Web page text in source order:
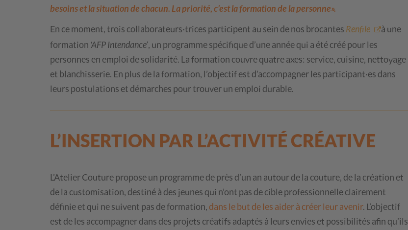
besoins et la situation de chacun. La priorité, c’est la formation de la personne».
En ce moment, trois collaborateurs·trices participent au sein de nos brocantes Renfile
à une
formation ‘AFP Intendance’, un programme spécifique d’une année qui a été créé pour les
personnes en emploi de solidarité. La formation couvre quatre axes: service, cuisine, nettoyage
et blanchisserie. En plus de la formation, l’objectif est d’accompagner les participant·es dans
leurs postulations et démarches pour trouver un emploi durable.
L’INSERTION PAR L’ACTIVITÉ CRÉATIVE
L’Atelier Couture propose un programme de près d’un an autour de la couture, de la création et
de la customisation, destiné à des jeunes qui n’ont pas de cible professionnelle clairement
définie et qui ne suivent pas de formation,dans le but de les aider à créer leur avenir. L’objectif
est de les accompagner dans des projets créatifs adaptés à leurs envies et possibilités afin qu’ils